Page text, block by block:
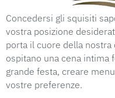
Concedersi gli squisiti
vostra posizione
porta il cuore della
ospitano una cena intima
grande festa, creare
vostre preferenze.